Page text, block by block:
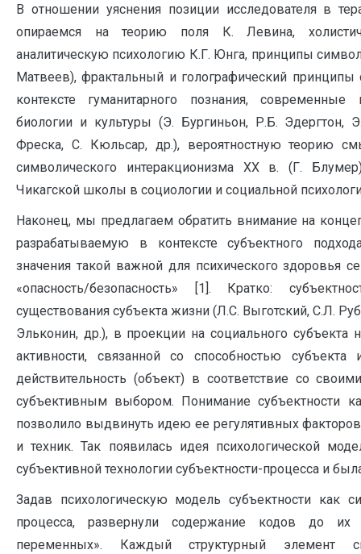
В отношении уяснения позиции исследователя в
опираемся на теорию поля К. Левина,
аналитическую психологию К.Г. Юнга, принципы
Матвеев), фрактальный и голографический принципы
контексте гуманитарного познания, современные
биологии и культуры (Э. Бургиньон, Р.Б. Эдергтон,
Фреска, С. Кюльсар, др.), вероятностную теорию
символического интеракционизма ХХ в. (Г.
Чикагской школы в социологии и социальной
Наконец, мы предлагаем обратить внимание на
разрабатываемую в контексте субъектного
значения такой важной для психического здоровья
«опасность/безопасность» [1]. Кратко:
существования субъекта жизни (Л.С. Выготский, С.Л.
Эльконин, др.), в проекции на социального субъекта
активности, связанной со способностью субъекта
действительность (объект) в соответствие со
субъективным выбором. Понимание субъектности
позволило выдвинуть идею ее регулятивных
и техник. Так появилась идея психологической
субъективной технологии субъектности-процесса и
Задав психологическую модель субъектности как
процесса, развернули содержание кодов до
переменных». Каждый структурный элемент